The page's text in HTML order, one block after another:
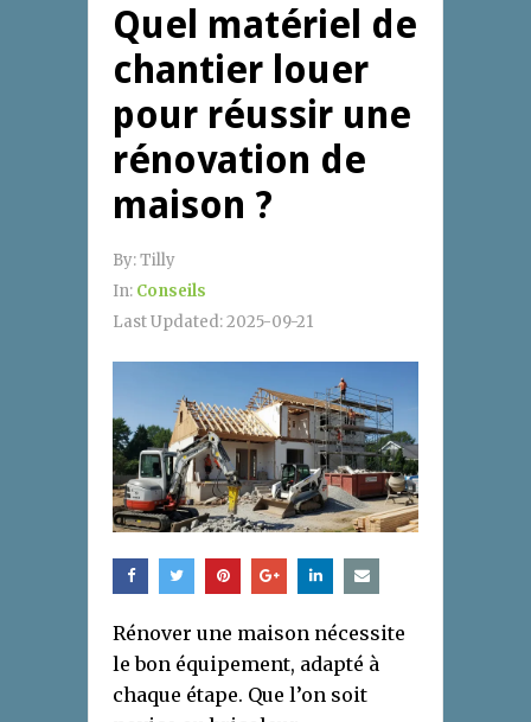
Quel matériel de
chantier louer
pour réussir une
rénovation de
maison ?
By:Tilly
In: Conseils
Last Updated:2025-09-21
Rénover une maison nécessite
le bon équipement, adapté à
chaque étape. Que l’on soit